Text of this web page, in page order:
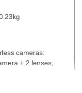
cameras:
+ 2 lenses;